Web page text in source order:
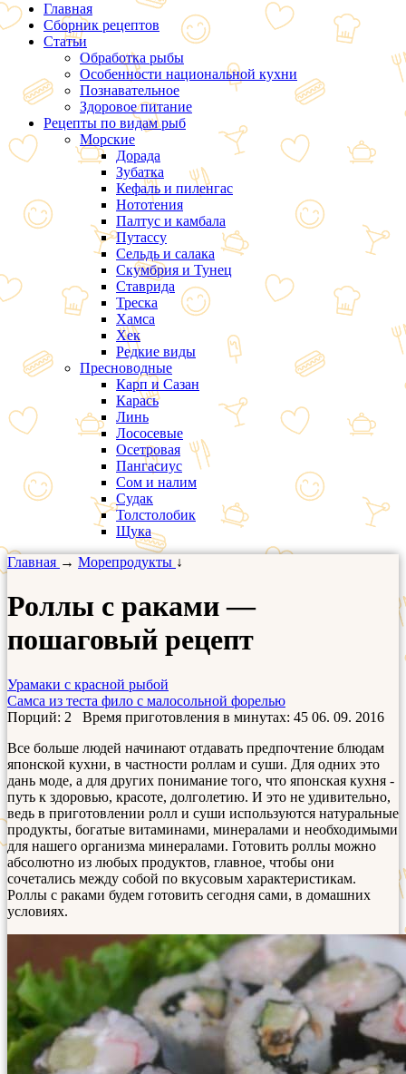
Главная
Сборник рецептов
Статьи
Обработка рыбы
Особенности национальной кухни
Познавательное
Здоровое питание
Рецепты по видам рыб
Морские
Дорада
Зубатка
Кефаль и пиленгас
Нототения
Палтус и камбала
Путассу
Сельдь и салака
Скумбрия и Тунец
Ставрида
Треска
Хамса
Хек
Редкие виды
Пресноводные
Карп и Сазан
Карась
Линь
Лососевые
Осетровая
Пангасиус
Сом и налим
Судак
Толстолобик
Щука
Главная → Морепродукты ↓
Роллы с раками —
пошаговый рецепт
Урамаки с красной рыбой
Самса из теста фило с малосольной форелью
Порций: 2 Время приготовления в минутах: 45 06. 09. 2016
Все больше людей начинают отдавать предпочтение блюдам
японской кухни, в частности роллам и суши. Для одних это
дань моде, а для других понимание того, что японская кухня -
путь к здоровью, красоте, долголетию. И это не удивительно,
ведь в приготовлении ролл и суши используются натуральные
продукты, богатые витаминами, минералами и необходимыми
для нашего организма минералами. Готовить роллы можно
абсолютно из любых продуктов, главное, чтобы они
сочетались между собой по вкусовым характеристикам.
Роллы с раками будем готовить сегодня сами, в домашних
условиях.